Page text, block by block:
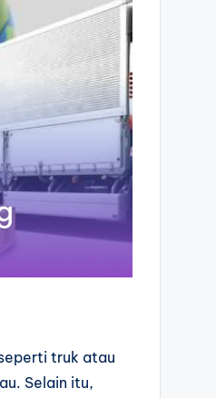
truk atau
Selain itu,